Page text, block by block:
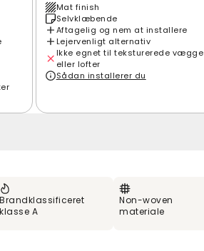
Mat finish
Selvklæbende
Aftagelig og nem at installere
Lejervenligt alternativ
Ikke egnet til teksturerede vægge
eller lofter
Sådan installerer du
Brandklassificeret
klasse A
Non-woven
materiale